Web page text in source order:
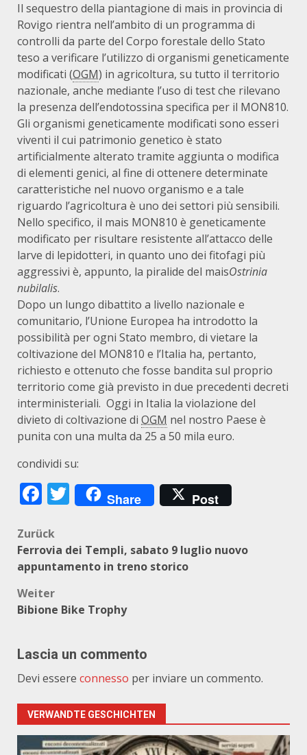
Il sequestro della piantagione di mais in provincia di
Rovigo rientra nell’ambito di un programma di
controlli da parte del Corpo forestale dello Stato
teso a verificare l’utilizzo di organismi geneticamente
modificati (OGM) in agricoltura, su tutto il territorio
nazionale, anche mediante l’uso di test che rilevano
la presenza dell’endotossina specifica per il MON810.
Gli organismi geneticamente modificati sono esseri
viventi il cui patrimonio genetico è stato
artificialmente alterato tramite aggiunta o modifica
di elementi genici, al fine di ottenere determinate
caratteristiche nel nuovo organismo e a tale
riguardo l’agricoltura è uno dei settori più sensibili.
Nello specifico, il mais MON810 è geneticamente
modificato per risultare resistente all’attacco delle
larve di lepidotteri, in quanto uno dei fitofagi più
aggressivi è, appunto, la piralide del maisOstrinia
nubilalis.
Dopo un lungo dibattito a livello nazionale e
comunitario, l’Unione Europea ha introdotto la
possibilità per ogni Stato membro, di vietare la
coltivazione del MON810 e l’Italia ha, pertanto,
richiesto e ottenuto che fosse bandita sul proprio
territorio come già previsto in due precedenti decreti
interministeriali. Oggi in Italia la violazione del
divieto di coltivazione di OGM nel nostro Paese è
punita con una multa da 25 a 50 mila euro.
condividi su:
Facebook
Twitter
Share Post
Beitragsnavigation
Zurück
Ferrovia dei Templi, sabato 9 luglio nuovo
appuntamento in treno storico
Weiter
Bibione Bike Trophy
Lascia un commento
Devi essere connesso per inviare un commento.
VERWANDTE GESCHICHTEN